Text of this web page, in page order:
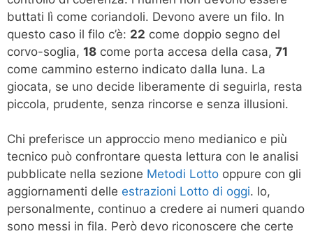
buttati lì come coriandoli. Devono avere un filo. In
questo caso il filo c’è: 22 come doppio segno del
corvo-soglia, 18 come porta accesa della casa, 71
come cammino esterno indicato dalla luna. La
giocata, se uno decide liberamente di seguirla, resta
piccola, prudente, senza rincorse e senza illusioni.
Chi preferisce un approccio meno medianico e più
tecnico può confrontare questa lettura con le analisi
pubblicate nella sezione Metodi Lotto oppure con gli
aggiornamenti delle estrazioni Lotto di oggi. Io,
personalmente, continuo a credere ai numeri quando
sono messi in fila. Però devo riconoscere che certe